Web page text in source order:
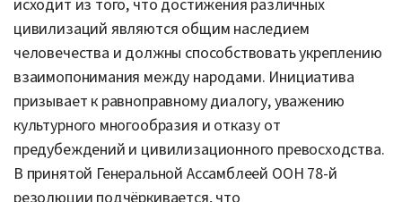
исходит из того, что достижения различных
цивилизаций являются общим наследием
человечества и должны способствовать укреплению
взаимопонимания между народами. Инициатива
призывает к равноправному диалогу, уважению
культурного многообразия и отказу от
предубеждений и цивилизационного превосходства.
В принятой Генеральной Ассамблеей ООН 78-й